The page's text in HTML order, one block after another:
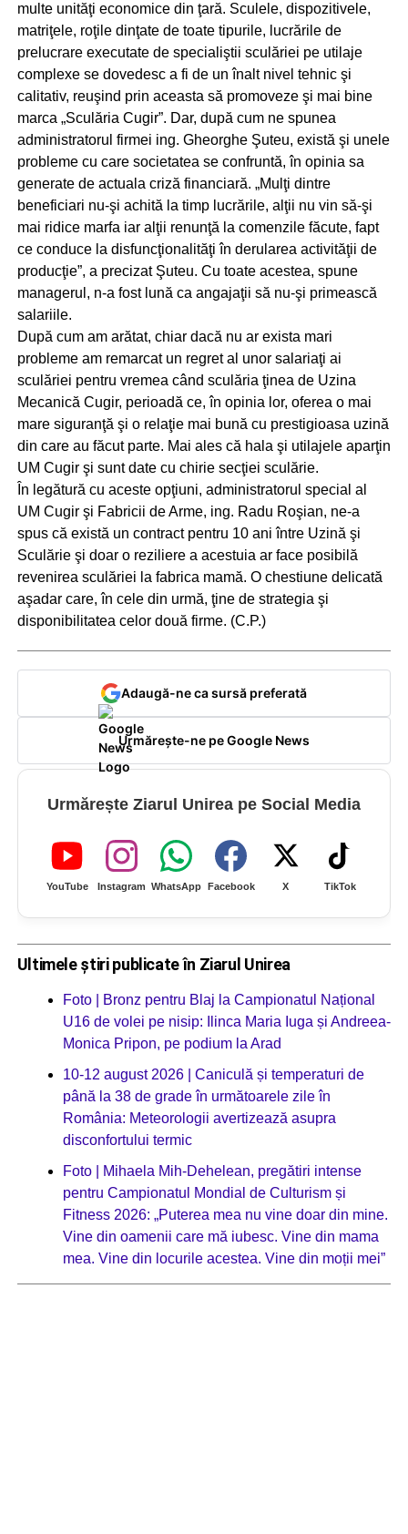
multe unităţi economice din ţară. Sculele, dispozitivele,
matriţele, roţile dinţate de toate tipurile, lucrările de
prelucrare executate de specialiştii sculăriei pe utilaje
complexe se dovedesc a fi de un înalt nivel tehnic şi
calitativ, reuşind prin aceasta să promoveze şi mai bine
marca „Sculăria Cugir”. Dar, după cum ne spunea
administratorul firmei ing. Gheorghe Şuteu, există şi unele
probleme cu care societatea se confruntă, în opinia sa
generate de actuala criză financiară. „Mulţi dintre
beneficiari nu-şi achită la timp lucrările, alţii nu vin să-şi
mai ridice marfa iar alţii renunţă la comenzile făcute, fapt
ce conduce la disfuncţionalităţi în derularea activităţii de
producţie”, a precizat Şuteu. Cu toate acestea, spune
managerul, n-a fost lună ca angajaţii să nu-şi primească
salariile.
După cum am arătat, chiar dacă nu ar exista mari
probleme am remarcat un regret al unor salariaţi ai
sculăriei pentru vremea când sculăria ţinea de Uzina
Mecanică Cugir, perioadă ce, în opinia lor, oferea o mai
mare siguranţă şi o relaţie mai bună cu prestigioasa uzină
din care au făcut parte. Mai ales că hala şi utilajele aparţin
UM Cugir şi sunt date cu chirie secţiei sculărie.
În legătură cu aceste opţiuni, administratorul special al
UM Cugir şi Fabricii de Arme, ing. Radu Roşian, ne-a
spus că există un contract pentru 10 ani între Uzină şi
Sculărie şi doar o reziliere a acestuia ar face posibilă
revenirea sculăriei la fabrica mamă. O chestiune delicată
aşadar care, în cele din urmă, ţine de strategia şi
disponibilitatea celor două firme. (C.P.)
Adaugă-ne ca sursă preferată
Urmărește-ne pe Google News
Urmărește Ziarul Unirea pe Social Media
YouTube Instagram WhatsApp Facebook X TikTok
Ultimele știri publicate în Ziarul Unirea
Foto | Bronz pentru Blaj la Campionatul Național
U16 de volei pe nisip: Ilinca Maria Iuga și Andreea-
Monica Pripon, pe podium la Arad
10-12 august 2026 | Caniculă și temperaturi de
până la 38 de grade în următoarele zile în
România: Meteorologii avertizează asupra
disconfortului termic
Foto | Mihaela Mih-Dehelean, pregătiri intense
pentru Campionatul Mondial de Culturism și
Fitness 2026: „Puterea mea nu vine doar din mine.
Vine din oamenii care mă iubesc. Vine din mama
mea. Vine din locurile acestea. Vine din moții mei”